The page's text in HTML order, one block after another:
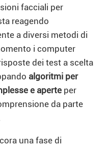
facciali per
reagendo
a diversi metodi di
i computer
dei test a scelta
algoritmi per
e aperte per
da parte
una fase di